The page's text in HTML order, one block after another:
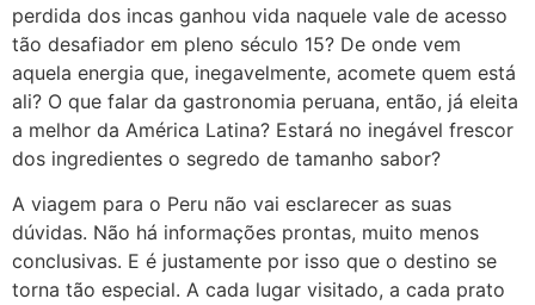
perdida dos incas ganhou vida naquele vale de acesso
tão desafiador em pleno século 15? De onde vem
aquela energia que, inegavelmente, acomete quem está
ali? O que falar da gastronomia peruana, então, já eleita
a melhor da América Latina? Estará no inegável frescor
dos ingredientes o segredo de tamanho sabor?
A viagem para o Peru não vai esclarecer as suas
dúvidas. Não há informações prontas, muito menos
conclusivas. E é justamente por isso que o destino se
torna tão especial. A cada lugar visitado, a cada prato